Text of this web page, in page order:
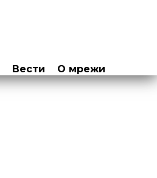
Вести О мрежи